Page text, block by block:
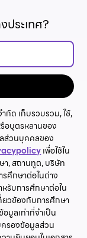
ประเทศ?
กัด เก็บรวบรวม, ใช้,
อบุตรหลานของ
ลส่วนบุคคลของ
เพื่อใช้ใน
า, สถานทูต, บริษัท
ศึกษาต่อในต่าง
หรับการศึกษาต่อใน
ยวข้องกับการศึกษา
มูลเท่าที่จำเป็น
ครองข้อมูลส่วน